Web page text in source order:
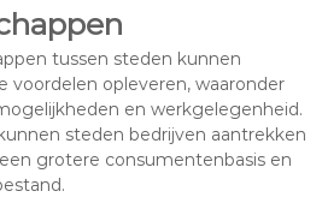
tussen steden kunnen
voordelen opleveren, waaronder
en werkgelegenheid.
steden bedrijven aantrekken
grotere consumentenbasis en